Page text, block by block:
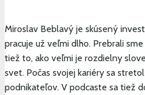
Miroslav Beblavý je skúsený
pracuje už veľmi dlho. Prebrali
tiež to, ako veľmi je rozdielny
svet. Počas svojej kariéry sa
podnikateľov. V podcaste sa tiež